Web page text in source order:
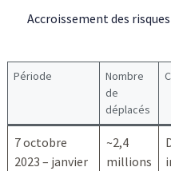
Accroissement des
Période
Nombre
de
déplacés
7 octobre
2023 – janvier
~2,4
millions